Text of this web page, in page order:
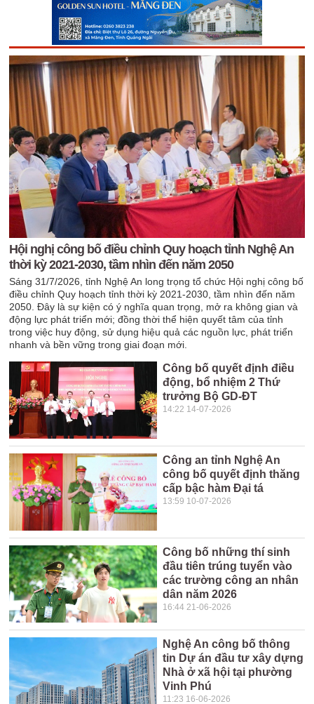
Hội nghị công bố điều chỉnh Quy hoạch tỉnh Nghệ An
thời kỳ 2021-2030, tầm nhìn đến năm 2050
Sáng 31/7/2026, tỉnh Nghệ An long trọng tổ chức Hội nghị công bố
điều chỉnh Quy hoạch tỉnh thời kỳ 2021-2030, tầm nhìn đến năm
2050. Đây là sự kiện có ý nghĩa quan trọng, mở ra không gian và
động lực phát triển mới; đồng thời thể hiện quyết tâm của tỉnh
trong việc huy động, sử dụng hiệu quả các nguồn lực, phát triển
nhanh và bền vững trong giai đoạn mới.
Công bố quyết định điều
động, bổ nhiệm 2 Thứ
trưởng Bộ GD-ĐT
14:22 14-07-2026
Công an tỉnh Nghệ An
công bố quyết định thăng
cấp bậc hàm Đại tá
13:59 10-07-2026
Công bố những thí sinh
đầu tiên trúng tuyển vào
các trường công an nhân
dân năm 2026
16:44 21-06-2026
Nghệ An công bố thông
tin Dự án đầu tư xây dựng
Nhà ở xã hội tại phường
Vinh Phú
11:23 16-06-2026